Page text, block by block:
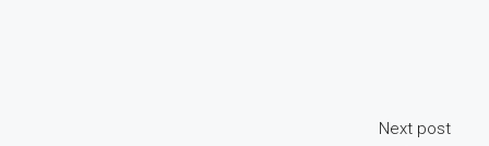
Next post